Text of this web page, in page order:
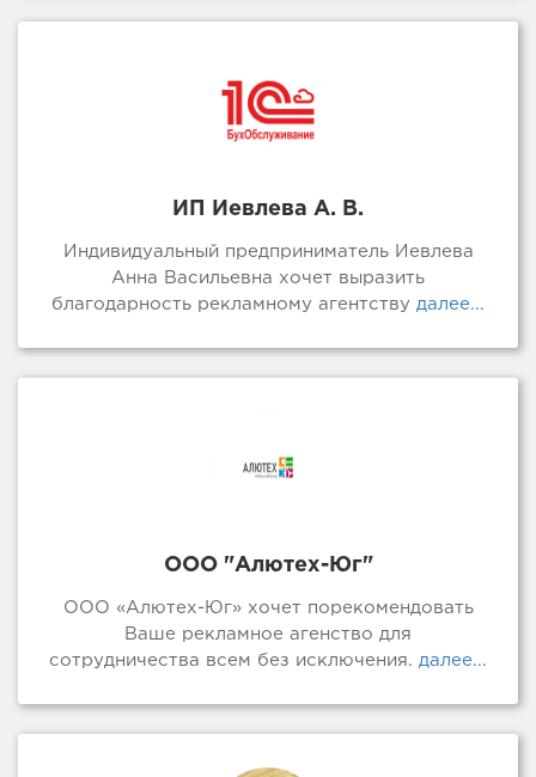
ИП Иевлева А. В.
Индивидуальный предприниматель Иевлева
Анна Васильевна хочет выразить
благодарность рекламному агентству далее...
ООО "Алютех-Юг"
ООО «Алютех-Юг» хочет порекомендовать
Ваше рекламное агенство для
сотрудничества всем без исключения. далее...